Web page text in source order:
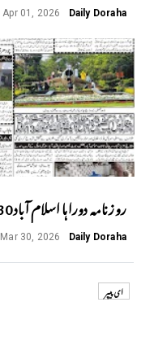
Daily Doraha
Apr 01, 2026
روزنامہ دوراہا اسلام آباد 30 مارچ 2026
Daily Doraha
Mar 30, 2026
ای پیپر